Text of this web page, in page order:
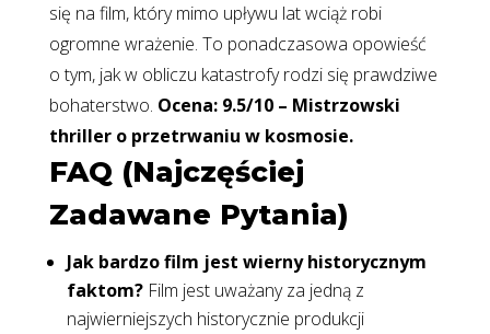
się na film, który mimo upływu lat wciąż robi
ogromne wrażenie. To ponadczasowa opowieść
o tym, jak w obliczu katastrofy rodzi się prawdziwe
bohaterstwo. Ocena: 9.5/10 – Mistrzowski
thriller o przetrwaniu w kosmosie.
FAQ (Najczęściej
Zadawane Pytania)
Jak bardzo film jest wierny historycznym
faktom?Film jest uważany za jedną z
najwierniejszych historycznie produkcji